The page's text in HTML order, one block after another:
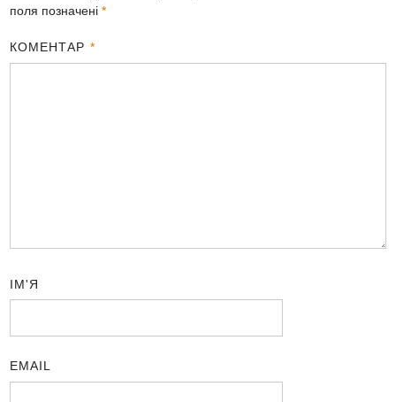
поля позначені*
КОМЕНТАР *
ІМ'Я
EMAIL